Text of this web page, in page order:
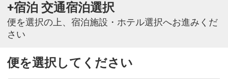
+宿泊 交通宿泊選択
便を選択の上、宿泊施設・ホテル選択へお進みくだ
さい
便を選択してください